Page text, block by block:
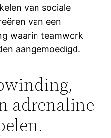
van sociale
van een
waarin teamwork
aangemoedigd.
adrenaline